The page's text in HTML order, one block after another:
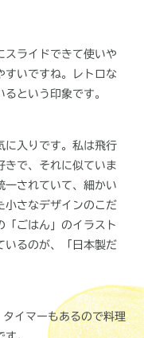
スライドできて使いや
すいですね。レトロな
という印象です。
に入りです。私は飛行
きで、それに似ていま
一されていて、細かい
小さなデザインのこだ
「ごはん」のイラスト
いるのが、「日本製だ
イマーもあるので料理